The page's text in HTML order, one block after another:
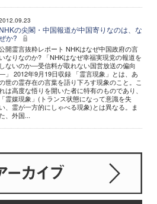
NHKの尖閣・中国報道が中国寄りなのは、な
か?
開霊言抜粋レポート NHKはなぜ中国政府の言
いなりなのか? 「NHKはなぜ幸福実現党の報道を
しないのか―受信料が取れない国営放送の偏向
」 2012年9月19日収録 「霊言現象」とは、あ
世の霊存在の言葉を語り下ろす現象のこと。こ
は高度な悟りを開いた者に特有のものであり、
「霊媒現象」(トランス状態になって意識を失
い、霊が一方的にしゃべる現象)とは異なる。ま
、外国...